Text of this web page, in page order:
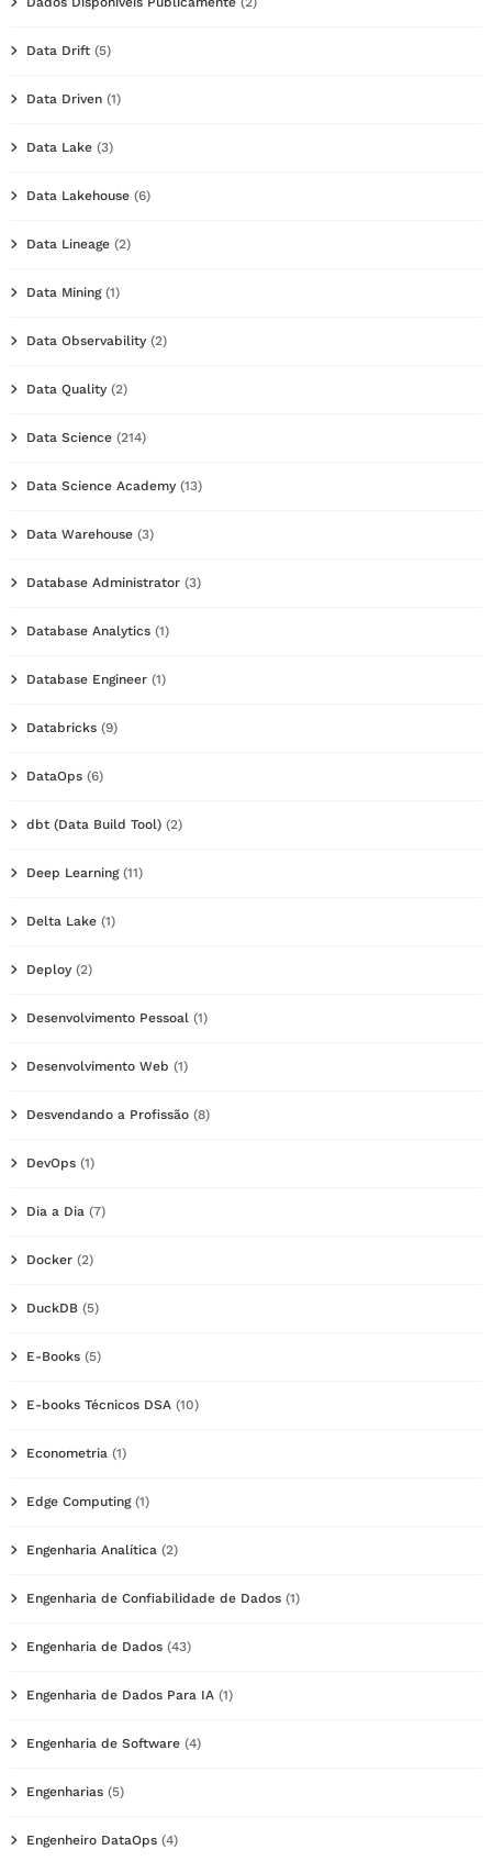
Data Drift (5)
Data Driven (1)
Data Lake (3)
Data Lakehouse (6)
Data Lineage (2)
Data Mining(1)
Data Observability (2)
Data Quality (2)
Data Science (214)
Data Science Academy (13)
Data Warehouse (3)
Database Administrator (3)
Database Analytics (1)
Database Engineer (1)
Databricks (9)
DataOps (6)
dbt (Data Build Tool) (2)
Deep Learning(11)
Delta Lake (1)
Deploy (2)
Desenvolvimento Pessoal (1)
Desenvolvimento Web (1)
Desvendando a Profissão (8)
DevOps (1)
Dia a Dia (7)
Docker (2)
DuckDB (5)
E-Books (5)
E-books Técnicos DSA (10)
Econometria (1)
Edge Computing(1)
Engenharia Analítica (2)
Engenharia de Confiabilidade de Dados (1)
Engenharia de Dados (43)
Engenharia de Dados Para IA (1)
Engenharia de Software (4)
Engenharias (5)
Engenheiro DataOps (4)